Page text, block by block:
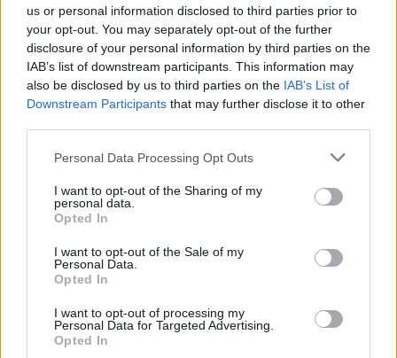
us or personal information disclosed to third parties prior to
your opt-out. You may separately opt-out of the further
disclosure of your personal information by third parties on the
IAB’s list of downstream participants. This information may
also be disclosed by us to third parties on the IAB’s List of
Downstream Participants that may further disclose it to other
Personal Data Processing Opt Outs
I want to opt-out of the Sharing of my
personal data.
Opted In
I want to opt-out of the Sale of my
Personal Data.
Opted In
I want to opt-out of processing my
Personal Data for Targeted Advertising.
Opted In